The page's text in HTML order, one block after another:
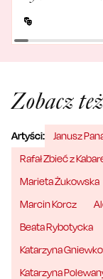
Zobacz też
Artyści: Janusz
Rafał Zbieć z
Marieta Żukowska
Marcin Korcz
Beata Rybotycka
Katarzyna
Katarzyna